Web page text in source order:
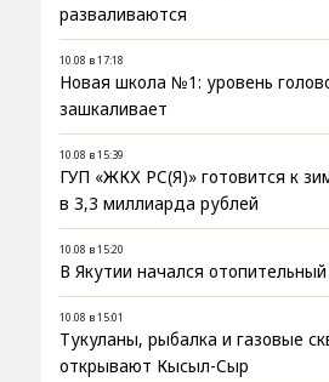
разваливаются
10.08 в 17:18
Новая школа №1: уровень
зашкаливает
10.08 в 15:39
ГУП «ЖКХ РС(Я)» готовится к
в 3,3 миллиарда рублей
10.08 в 15:20
В Якутии начался отопительный
10.08 в 15:01
Тукуланы, рыбалка и газовые
открывают Кысыл-Сыр